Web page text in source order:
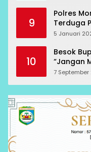
9
Polres
Terduga
RCP
5 Januari
10
Besok
“Jangan
7 September